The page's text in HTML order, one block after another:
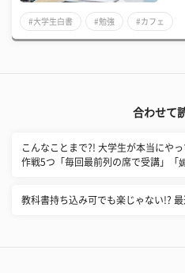
#大学生白書 #勉強 #カフェ
合わせて
こんなことまで?! 大学生が本当にや
作戦5つ「毎回最前列の席で受講」「
教科書持ち込み可でも楽じゃない!?